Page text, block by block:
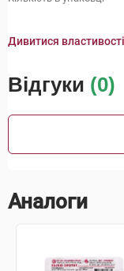
Дивитися
Відгуки (0)
Аналоги